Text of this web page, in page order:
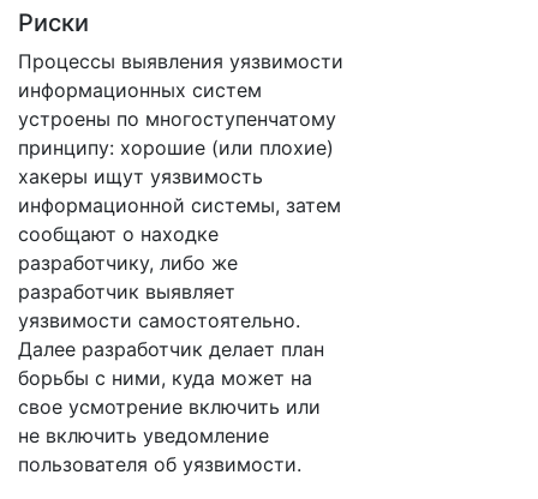
Риски
Процессы выявления уязвимости
информационных систем
устроены по многоступенчатому
принципу: хорошие (или плохие)
хакеры ищут уязвимость
информационной системы, затем
сообщают о находке
разработчику, либо же
разработчик выявляет
уязвимости самостоятельно.
Далее разработчик делает план
борьбы с ними, куда может на
свое усмотрение включить или
не включить уведомление
пользователя об уязвимости.